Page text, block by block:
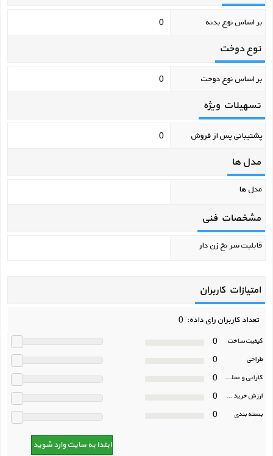
بر اساس نوع بدنه 0
نوع دوخت
بر اساس نوع دوخت 0
تسهیلات ویژه
پشتیبانی پس از فروش 0
مدل ها
مدل ها
مشخصات فنی
قابلیت سر نخ زن دار
امتیازات کاربران
تعداد کاربران رای داده: 0
کیفیت ساخت 0
طراحی 0
کارایی و عملکرد 0
ارزش خرید در برابر قیمت 0
بسته بندی 0